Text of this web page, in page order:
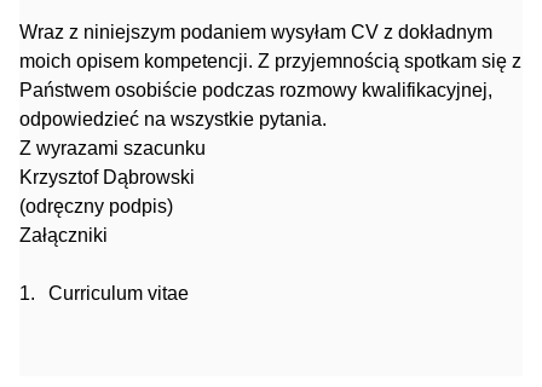
Wraz z niniejszym podaniem wysyłam CV z dokładnym
moich opisem kompetencji. Z przyjemnością spotkam się z
Państwem osobiście podczas rozmowy kwalifikacyjnej,
odpowiedzieć na wszystkie pytania.
Z wyrazami szacunku
Krzysztof Dąbrowski
(odręczny podpis)
Załączniki
Curriculum vitae